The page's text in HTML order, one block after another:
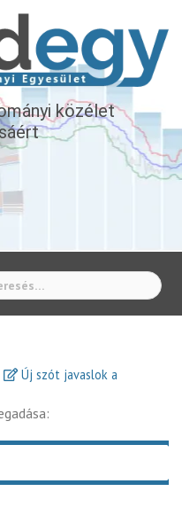
közélet
Új szót javaslok a